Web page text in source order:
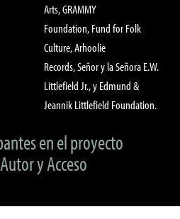
Arts, GRAMMY
Foundation, Fund for Folk
Culture, Arhoolie
Records, Señor y la Señora E.W.
Littlefield Jr., y Edmund &
Jeannik Littlefield Foundation.
en el proyecto
y Acceso